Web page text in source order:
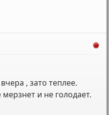
, зато теплее.
и не голодает.